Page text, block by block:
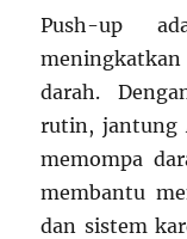
Push-up
darah.
rutin, jantung
memompa
membantu
dan sistem